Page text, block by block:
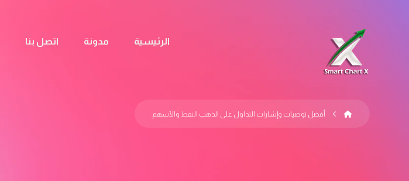
الرئيسية مدونة اتصل بنا
أفضل توصيات وإشارات التداول على الذهب النفط والأسهم